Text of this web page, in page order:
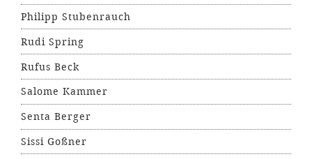
Philipp Stubenrauch
Rudi Spring
Rufus Beck
Salome Kammer
Senta Berger
Sissi Goßner